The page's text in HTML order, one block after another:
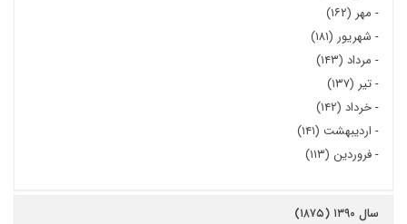
- مهر (۱۶۲)
- شهریور (۱۸۱)
- مرداد (۱۴۳)
-تیر (۱۳۷)
-خرداد (۱۴۲)
- اردیبهشت (۱۴۱)
-فروردین (۱۱۳)
سال ۱۳۹۰ (۱۸۷۵)